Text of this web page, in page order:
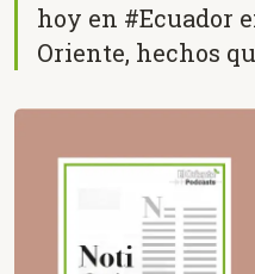
hoy en #Ecuador
Oriente, hechos